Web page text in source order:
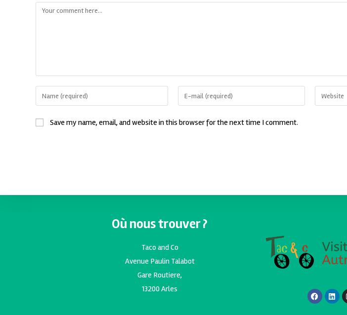
Save my name, email, and website in this browser for the next time I comment.
Où nous trouver ?
Taco and Co
Avenue Paulin Talabot
Gare Routiere,
13200 Arles